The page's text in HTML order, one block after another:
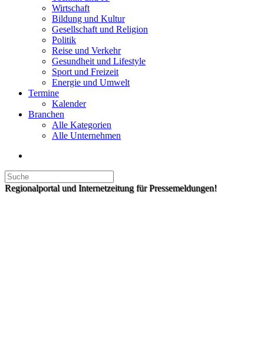
Wirtschaft
Bildung und Kultur
Gesellschaft und Religion
Politik
Reise und Verkehr
Gesundheit und Lifestyle
Sport und Freizeit
Energie und Umwelt
Termine
Kalender
Branchen
Alle Kategorien
Alle Unternehmen
Regionalportal und Internetzeitung für Pressemeldungen!